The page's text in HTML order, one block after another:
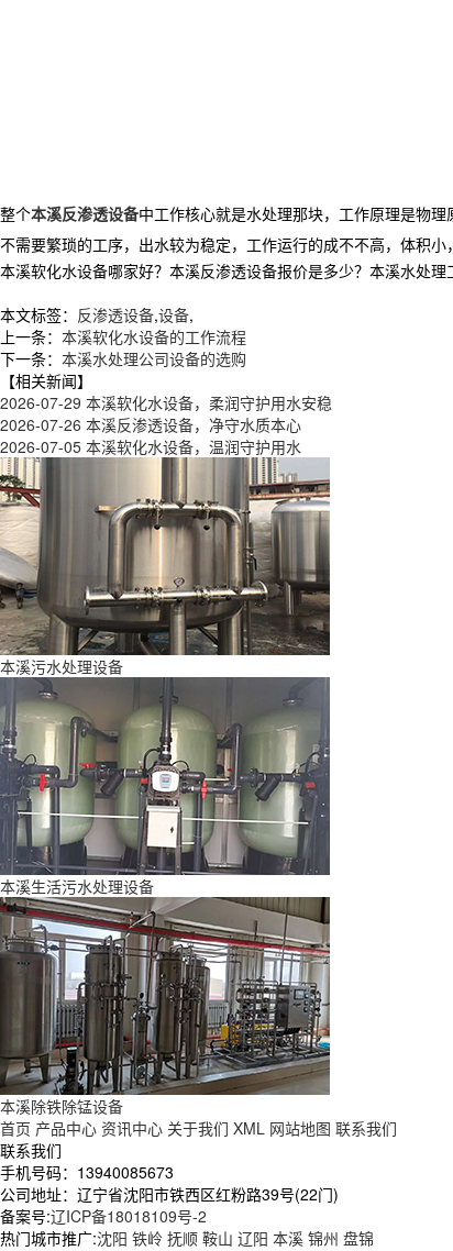
整个本溪反渗透设备中工作核心就是水处理那块，工作原理是物
不需要繁琐的工序，出水较为稳定，工作运行的成不不高，体积
本溪软化水设备哪家好？本溪反渗透设备报价是多少？本溪水处
本文标签： 反渗透设备,设备,
上一条： 本溪软化水设备的工作流程
下一条： 本溪水处理公司设备的选购
【相关新闻】
2026-07-29 本溪软化水设备，柔润守护用水安稳
2026-07-26 本溪反渗透设备，净守水质本心
2026-07-05 本溪软化水设备，温润守护用水
本溪污水处理设备
本溪生活污水处理设备
本溪除铁除锰设备
首页 产品中心 资讯中心 关于我们 XML 网站地图 联系我们
联系我们
手机号码：13940085673
公司地址：辽宁省沈阳市铁西区红粉路39号(22门)
备案号:辽ICP备18018109号-2
热门城市推广:沈阳 铁岭 抚顺 鞍山 辽阳 本溪 锦州 盘锦